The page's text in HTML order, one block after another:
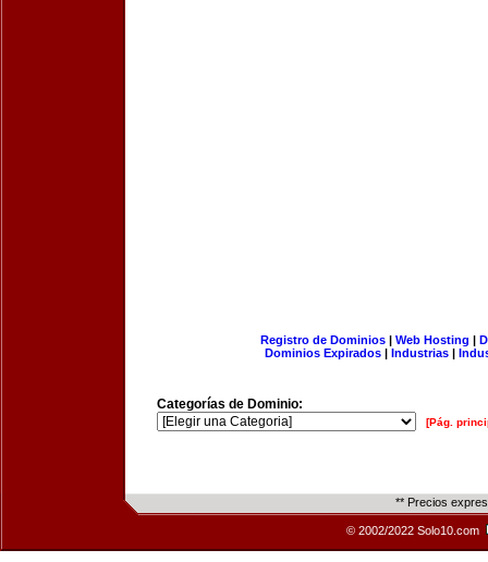
Registro de Dominios| Web Hosting |
Dominios Expirados | Industrias |
Categorías de Dominio:
[Pág.
** Precios
© 2002/2022 Solo10.com